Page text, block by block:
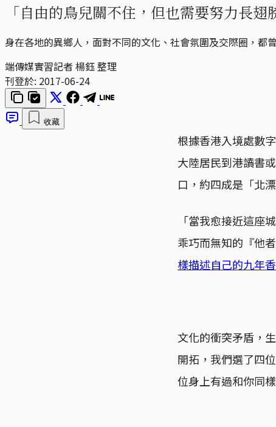
「自由的鳥兒關不住，但也需要努力長
身在各地的異鄉人，面對不同的文化、社會氛圍及交際圈，都
端傳媒實習記者 楊鈺 整理
刊登於: 2017-06-24
收藏
根據香港入境處數
大陸居民到港讀書
口，約四成是「北
「當我愈接近這座
乖巧而無知的『他
樣描述自己的九年
文化的衝突矛盾，
開拓，我們選了四
位身上有過和你同